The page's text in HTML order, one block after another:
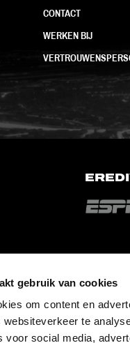
gebruik van cookies
om content en
websiteverkeer te
voor social media,
CONTACT
WERKEN BIJ